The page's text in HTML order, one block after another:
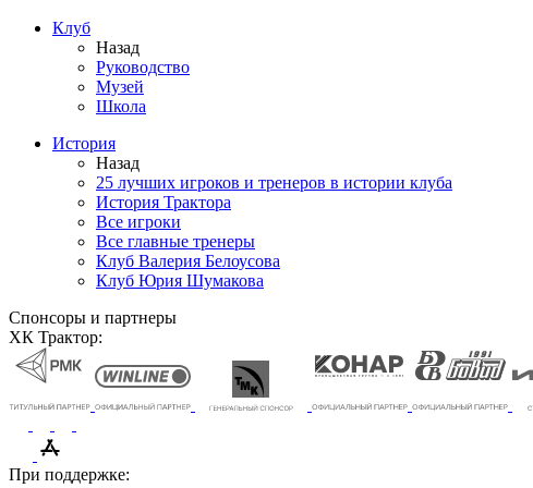
Клуб
Назад
Руководство
Музей
Школа
История
Назад
25 лучших игроков и тренеров в истории клуба
История Трактора
Все игроки
Все главные тренеры
Клуб Валерия Белоусова
Клуб Юрия Шумакова
Спонсоры и партнеры
ХК Трактор:
При поддержке: